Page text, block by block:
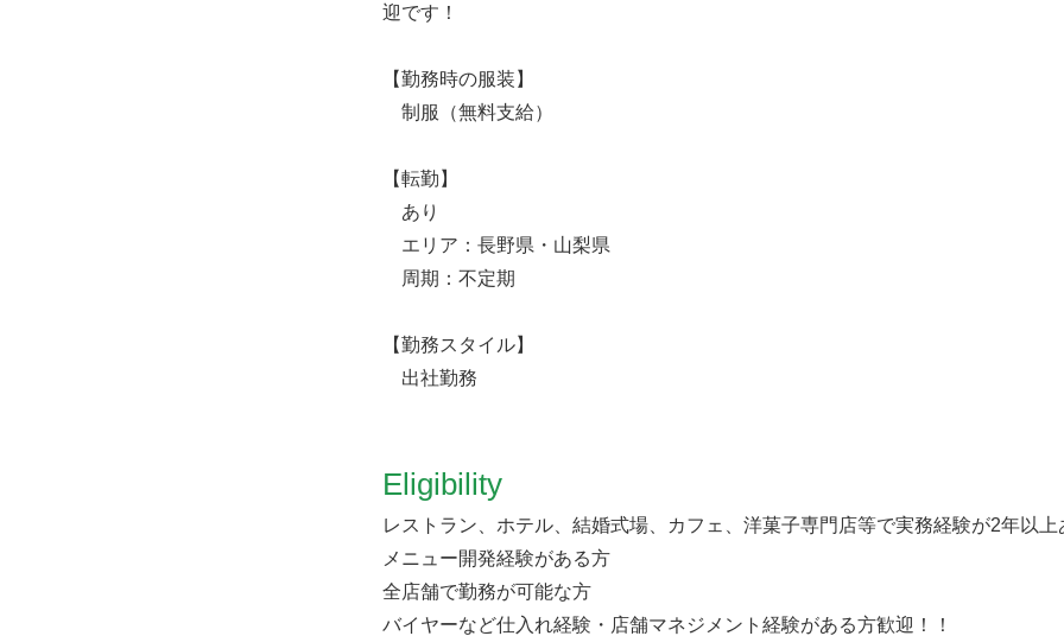
迎です！
【勤務時の服装】
制服（無料支給）
【転勤】
あり
エリア：長野県・山梨県
周期：不定期
【勤務スタイル】
出社勤務
Eligibility
レストラン、ホテル、結婚式場、カフェ、洋菓子専門店等で実務経験が2年以上
メニュー開発経験がある方
全店舗で勤務が可能な方
バイヤーなど仕入れ経験・店舗マネジメント経験がある方歓迎！！